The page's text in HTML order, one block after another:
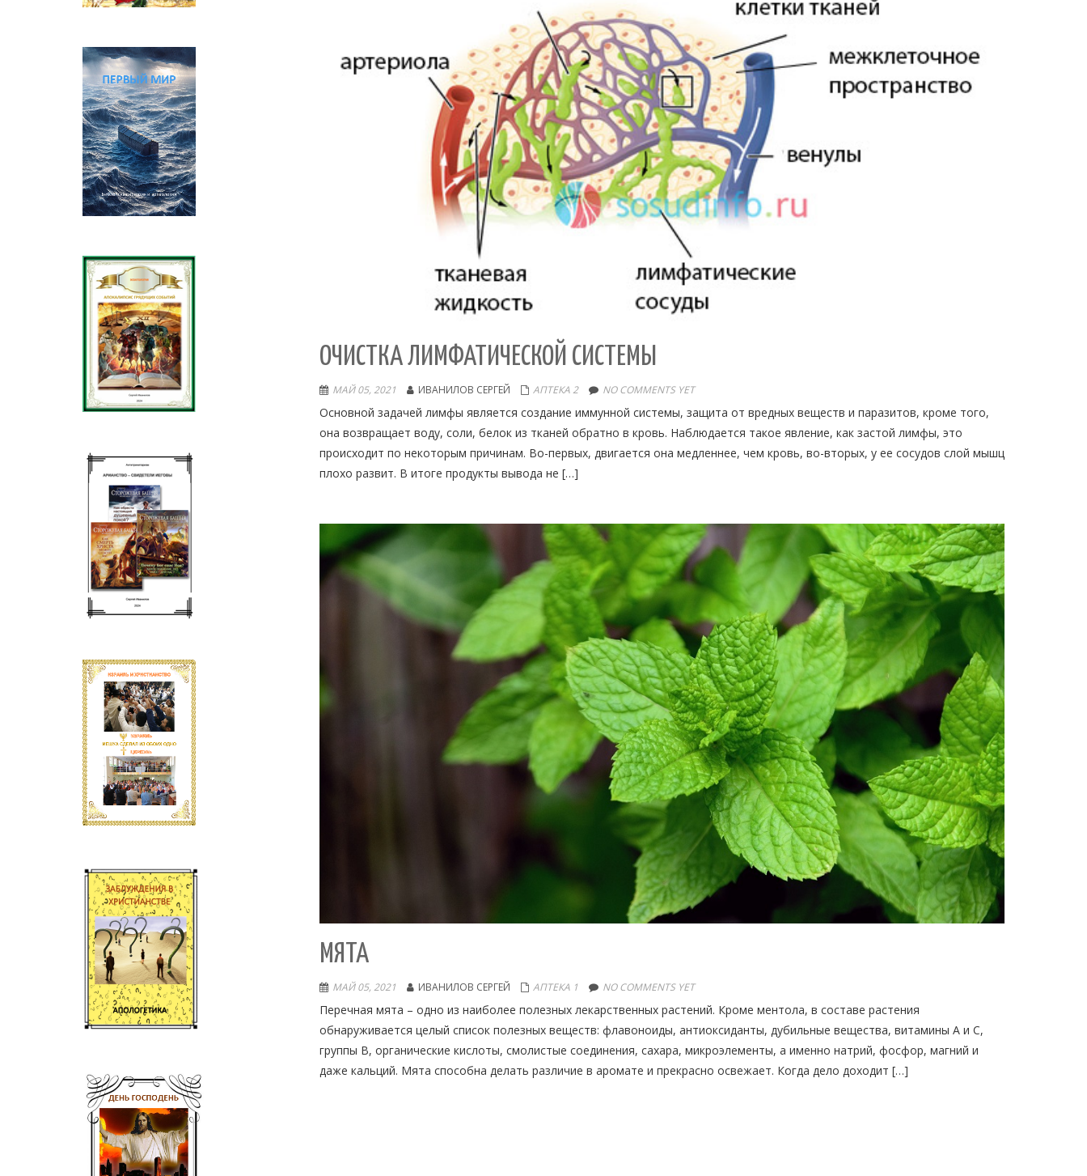
ОЧИСТКА ЛИМФАТИЧЕСКОЙ СИСТЕМЫ
МАЙ 05, 2021 ИВАНИЛОВ СЕРГЕЙ АПТЕКА 2 NO COMMENTS YET
Основной задачей лимфы является создание иммунной системы, защита от вредных веществ и паразитов, кроме того,
она возвращает воду, соли, белок из тканей обратно в кровь. Наблюдается такое явление, как застой лимфы, это
происходит по некоторым причинам. Во-первых, двигается она медленнее, чем кровь, во-вторых, у ее сосудов слой мышц
плохо развит. В итоге продукты вывода не […]
МЯТА
МАЙ 05, 2021 ИВАНИЛОВ СЕРГЕЙ АПТЕКА 1 NO COMMENTS YET
Перечная мята – одно из наиболее полезных лекарственных растений. Кроме ментола, в составе растения
обнаруживается целый список полезных веществ: флавоноиды, антиоксиданты, дубильные вещества, витамины А и С,
группы В, органические кислоты, смолистые соединения, сахара, микроэлементы, а именно натрий, фосфор, магний и
даже кальций. Мята способна делать различие в аромате и прекрасно освежает. Когда дело доходит […]